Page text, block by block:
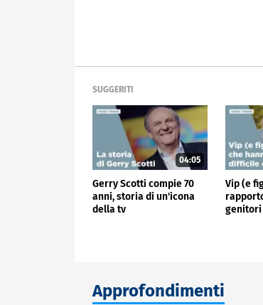
SUGGERITI
04:05
Gerry Scotti compie 70
anni, storia di un'icona
della tv
Vip (e
genitori
Approfondimenti